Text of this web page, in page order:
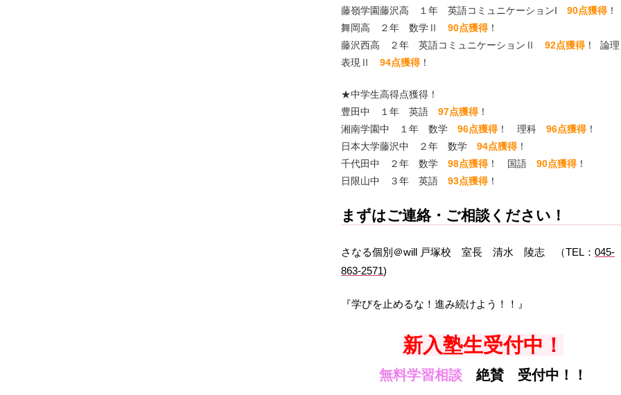
藤嶺学園藤沢高 １年 英語コミュニケーションI 90点獲得！
舞岡高 ２年 数学Ⅱ 90点獲得！
藤沢西高 ２年 英語コミュニケーションⅡ 92点獲得！ 論理
表現Ⅱ 94点獲得！
★中学生高得点獲得！
豊田中 １年 英語 97点獲得！
湘南学園中 １年 数学 96点獲得！ 理科 96点獲得！
日本大学藤沢中 ２年 数学 94点獲得！
千代田中 ２年 数学 98点獲得！ 国語 90点獲得！
日限山中 ３年 英語 93点獲得！
まずはご連絡・ご相談ください！
さなる個別＠will 戸塚校 室長 清水 陵志 （TEL： 045-
863-2571)
『学びを止めるな！進み続けよう！！』
新入塾生受付中！
無料学習相談 絶賛 受付中！！